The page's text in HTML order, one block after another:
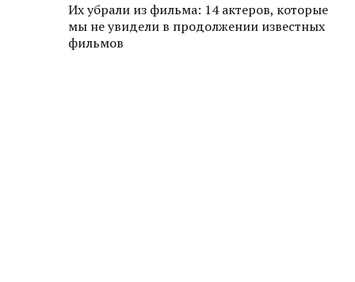
Их убрали из фильма: 14 актеров, которые
мы не увидели в продолжении известных
фильмов